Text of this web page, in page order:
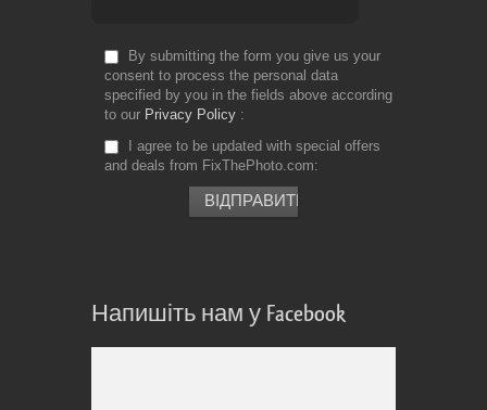
By submitting the form you give us your
consent to process the personal data
specified by you in the fields above according
to our Privacy Policy
I agree to be updated with special offers
and deals from FixThePhoto.com
Напишіть нам у Facebook